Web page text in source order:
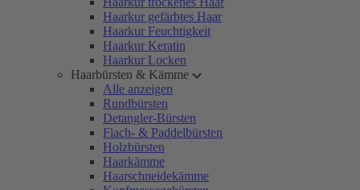
Haarkur gefärbtes Haar
Haarkur Feuchtigkeit
Haarkur Keratin
Haarkur Locken
Haarbürsten & Kämme
Alle anzeigen
Rundbürsten
Detangler-Bürsten
Flach- & Paddelbürsten
Holzbürsten
Haarkämme
Haarschneidekämme